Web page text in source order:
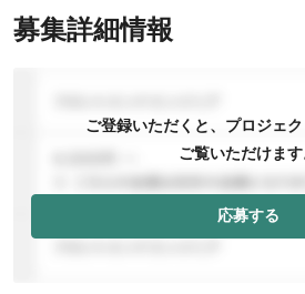
募集詳細情報
ご登録いただくと、プロジェ
ご覧いただけます
応募する